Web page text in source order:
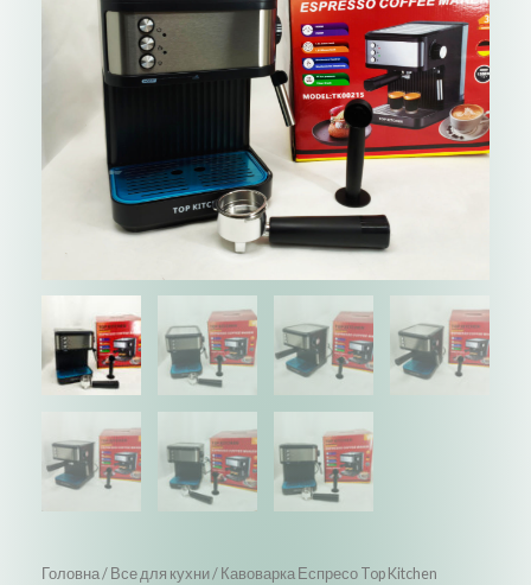
Головна/ Все для кухни/ Кавоварка Еспресо Top Kitchen